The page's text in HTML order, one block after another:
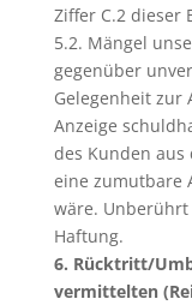
Ziffer C.2 dieser
5.2. Mängel
gegenüber
Gelegenheit zur
Anzeige
des Kunden
eine zumutbare
wäre.
Haftung.
6. Rücktritt/
vermittelten